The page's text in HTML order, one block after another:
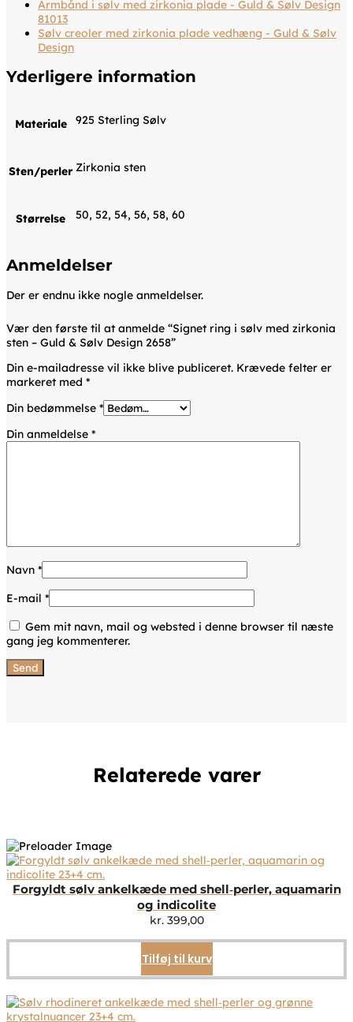
Armbånd i sølv med zirkonia plade - Guld & Sølv Design
81013
Sølv creoler med zirkonia plade vedhæng - Guld & Sølv
Design
Yderligere information
Materiale 925 Sterling Sølv
Sten/perler Zirkonia sten
Størrelse 50, 52, 54, 56, 58, 60
Anmeldelser
Der er endnu ikke nogle anmeldelser.
Vær den første til at anmelde “Signet ring i sølv med zirkonia
sten – Guld & Sølv Design 2658”
Din e-mailadresse vil ikke blive publiceret. Krævede felter er
markeret med *
Din bedømmelse *
Din anmeldelse *
Navn *
E-mail *
Gem mit navn, mail og websted i denne browser til næste
gang jeg kommenterer.
Relaterede varer
Forgyldt sølv ankelkæde med shell‑perler, aquamarin
og indicolite
kr.399,00
Tilføj til kurv